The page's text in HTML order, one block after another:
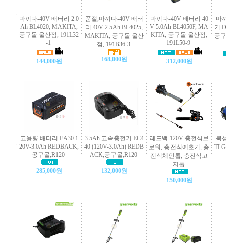
마끼다-40V 배터리 2.0
Ah BL4020, MAKITA,
공구몰 울산점, 191L32
-1
144,000원
품절,마끼다-40V 배터
리 40V 2.5Ah BL4025,
MAKITA, 공구몰 울산
점, 191B36-3
168,000원
마끼다-40V 배터리 40
V 5.0Ah BL4050F, MA
KITA, 공구몰 울산점,
191L50-9
312,000원
마
기
공
고용량 배터리 EA30 1
20V-3.0Ah REDBACK,
공구몰,R120
285,000원
3.5Ah 고속충전기 EC4
40 (120V-3.0Ah) REDB
ACK,공구몰,R120
132,000원
레드백 120V 충전식브
로워, 충전식예초기, 충
전식체인톱, 충전식고
지톱
150,000원
북